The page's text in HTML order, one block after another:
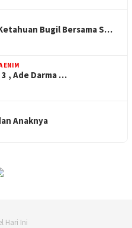
Bugil Bersama S…
ENIM
, Ade Darma …
Anaknya